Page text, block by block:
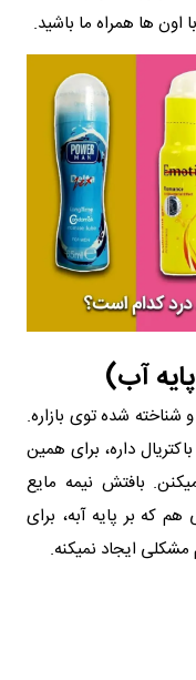
اون ها همراه ما باشید.
آب)
شده توی بازاره.
داره، برای همین
بافتش نیمه‌ مایع
که بر پایه آبه، برای
ایجاد نمیکنه.